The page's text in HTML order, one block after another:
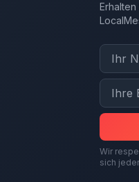
Wir
sich